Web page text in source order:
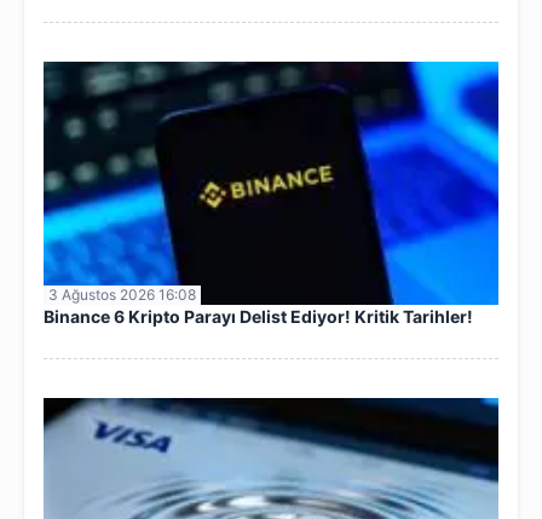
3 Ağustos 2026 16:08
Binance 6 Kripto Parayı Delist Ediyor! Kritik Tarihler!